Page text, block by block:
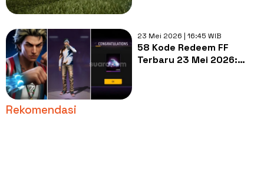
23 Mei 2026 | 16:45 WIB
58 Kode Redeem FF
Terbaru 23 Mei 2026:
Rekomendasi